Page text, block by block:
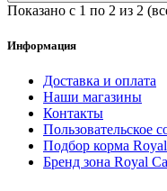
Показано с 1 по 2 из 2
Информация
Доставка и оплата
Наши магазины
Контакты
Пользовательское
Подбор корма
Бренд зона Royal